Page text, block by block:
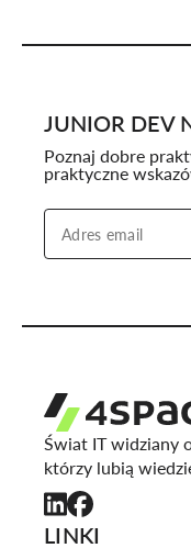
JUNIOR DEV
Poznaj dobre
praktyczne
Świat IT widziany
którzy lubią
LINKI